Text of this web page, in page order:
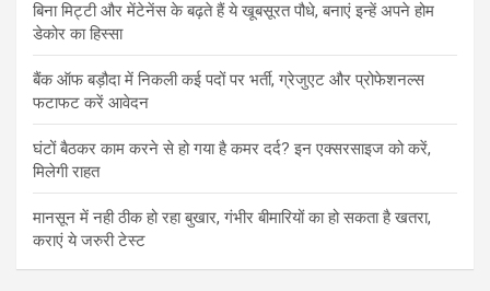
बिना मिट्टी और मेंटेनेंस के बढ़ते हैं ये खूबसूरत पौधे, बनाएं इन्‍हें अपने होम
डेकोर का हिस्‍सा
बैंक ऑफ बड़ौदा में निकली कई पदों पर भर्ती, ग्रेजुएट और प्रोफेशनल्स
फटाफट करें आवेदन
घंटों बैठकर काम करने से हो गया है कमर दर्द? इन एक्सरसाइज को करें,
मिलेगी राहत
मानसून में नही ठीक हो रहा बुखार, गंभीर बीमारियों का हो सकता है खतरा,
कराएं ये जरुरी टेस्ट